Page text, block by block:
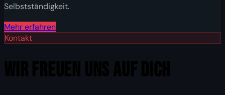
Selbstständigkeit.
Mehr erfahren
Kontakt